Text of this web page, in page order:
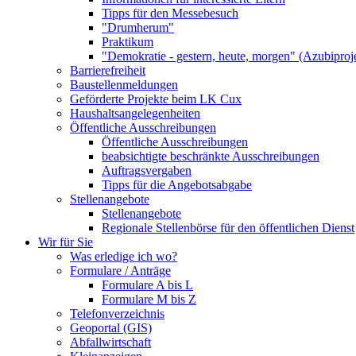
Tipps für den Messebesuch
"Drumherum"
Praktikum
"Demokratie - gestern, heute, morgen"
Barrierefreiheit
Baustellenmeldungen
Geförderte Projekte beim LK Cux
Haushaltsangelegenheiten
Öffentliche Ausschreibungen
Öffentliche Ausschreibungen
beabsichtigte beschränkte Ausschreibungen
Auftragsvergaben
Tipps für die Angebotsabgabe
Stellenangebote
Stellenangebote
Regionale Stellenbörse für den öffentlichen Dienst
Wir für Sie
Was erledige ich wo?
Formulare / Anträge
Formulare A bis L
Formulare M bis Z
Telefonverzeichnis
Geoportal (GIS)
Abfallwirtschaft